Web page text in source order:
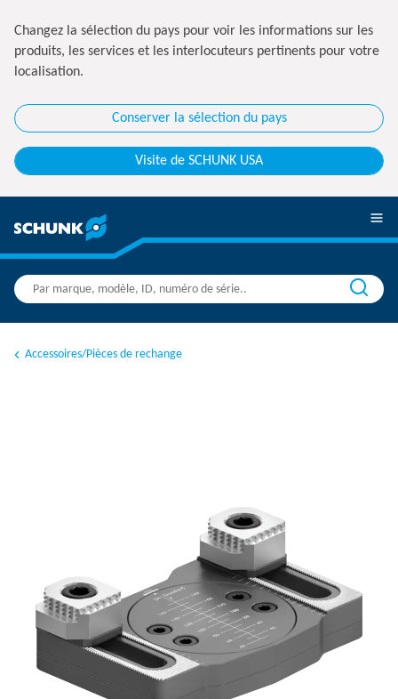
Changez la sélection du pays pour voir les informations sur les
produits, les services et les interlocuteurs pertinents pour votre
localisation.
Conserver la sélection du pays
Visite de SCHUNK USA
Accessoires/Pièces de rechange